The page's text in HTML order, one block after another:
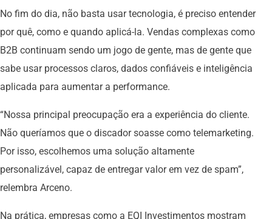
No fim do dia, não basta usar tecnologia, é preciso entender
por quê, como e quando aplicá-la. Vendas complexas como
B2B continuam sendo um jogo de gente, mas de gente que
sabe usar processos claros, dados confiáveis e inteligência
aplicada para aumentar a performance.
“Nossa principal preocupação era a experiência do cliente.
Não queríamos que o discador soasse como telemarketing.
Por isso, escolhemos uma solução altamente
personalizável, capaz de entregar valor em vez de spam”,
relembra Arceno.
Na prática, empresas como a EQI Investimentos mostram